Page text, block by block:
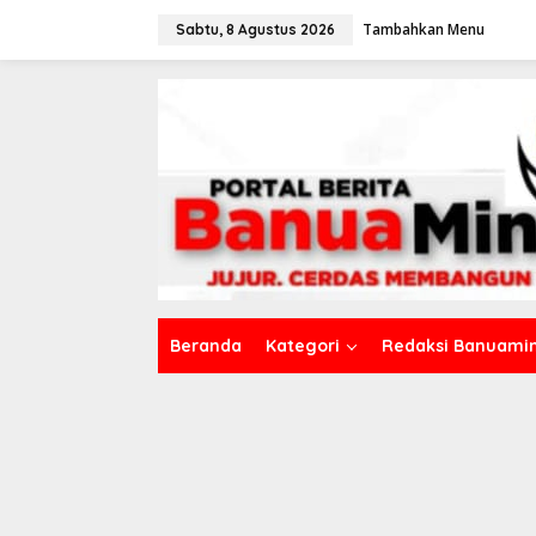
Sabtu, 8 Agustus 2026 Tambahkan Menu
Beranda Kategori Redaksi